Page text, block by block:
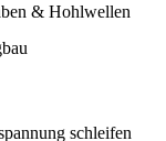
& Hohlwellen
schleifen